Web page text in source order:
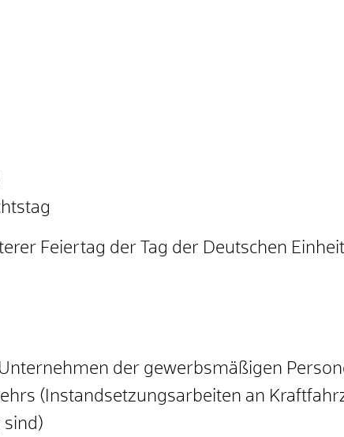
Feiertag der Tag der Deutschen
der gewerbsmäßigen
(Instandsetzungsarbeiten an
sind)